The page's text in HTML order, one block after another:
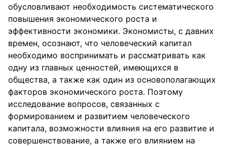
обусловливают необходимость систематического
повышения экономического роста и
эффективности экономики. Экономисты, с давних
времен, осознают, что человеческий капитал
необходимо воспринимать и рассматривать как
одну из главных ценностей, имеющихся в
общества, а также как один из основополагающих
факторов экономического роста. Поэтому
исследование вопросов, связанных с
формированием и развитием человеческого
капитала, возможности влияния на его развитие и
совершенствование, а также его влиянием на